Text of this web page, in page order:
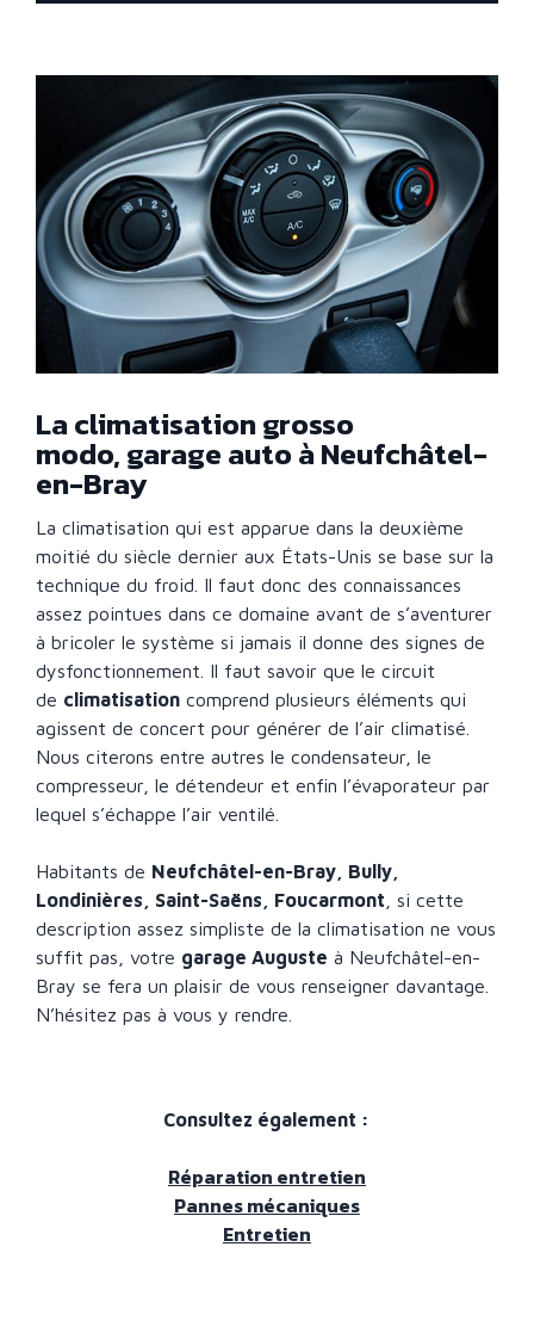
La climatisation grosso
modo, garage auto à Neufchâtel-
en-Bray
La climatisation qui est apparue dans la deuxième
moitié du siècle dernier aux États-Unis se base sur la
technique du froid. Il faut donc des connaissances
assez pointues dans ce domaine avant de s’aventurer
à bricoler le système si jamais il donne des signes de
dysfonctionnement. Il faut savoir que le circuit
de climatisationcomprend plusieurs éléments qui
agissent de concert pour générer de l’air climatisé.
Nous citerons entre autres le condensateur, le
compresseur, le détendeur et enfin l’évaporateur par
lequel s’échappe l’air ventilé.
Habitants de Neufchâtel-en-Bray, Bully,
Londinières, Saint-Saëns, Foucarmont , si cette
description assez simpliste de la climatisation ne vous
suffit pas, votre garage Auguste à Neufchâtel-en-
Bray se fera un plaisir de vous renseigner davantage.
N’hésitez pas à vous y rendre.
Consultez également :
Réparation entretien
Pannes mécaniques
Entretien